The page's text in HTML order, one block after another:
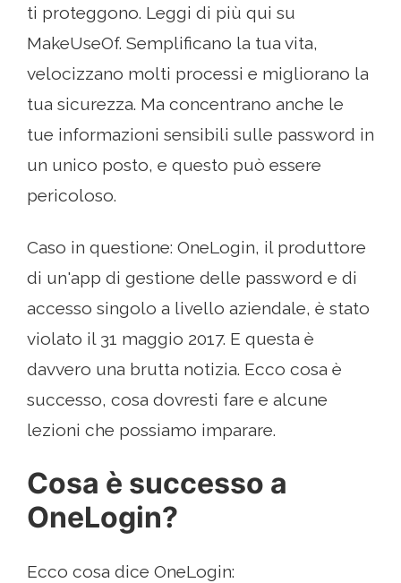
ti proteggono. Leggi di più qui su
MakeUseOf. Semplificano la tua vita,
velocizzano molti processi e migliorano la
tua sicurezza. Ma concentrano anche le
tue informazioni sensibili sulle password in
un unico posto, e questo può essere
pericoloso.
Caso in questione: OneLogin, il produttore
di un'app di gestione delle password e di
accesso singolo a livello aziendale, è stato
violato il 31 maggio 2017. E questa è
davvero una brutta notizia. Ecco cosa è
successo, cosa dovresti fare e alcune
lezioni che possiamo imparare.
Cosa è successo a
OneLogin?
Ecco cosa dice OneLogin: